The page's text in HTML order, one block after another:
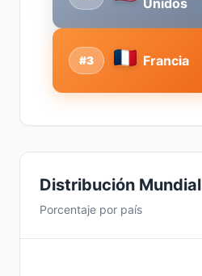
Unidos
#3 Francia
Distribución Mundial
Porcentaje por país